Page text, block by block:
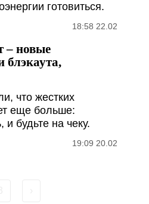
готовиться.
18:58 22.02
– новые
блэкаута,
что жестких
еще больше:
и будьте на чеку.
19:09 20.02